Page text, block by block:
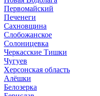
Первомайский
Печенеги
Сахновщина
Слобожанское
Солоницевка
Черкасские Тишки
Чугуев
Херсонская область
Алёшки
Белозерка